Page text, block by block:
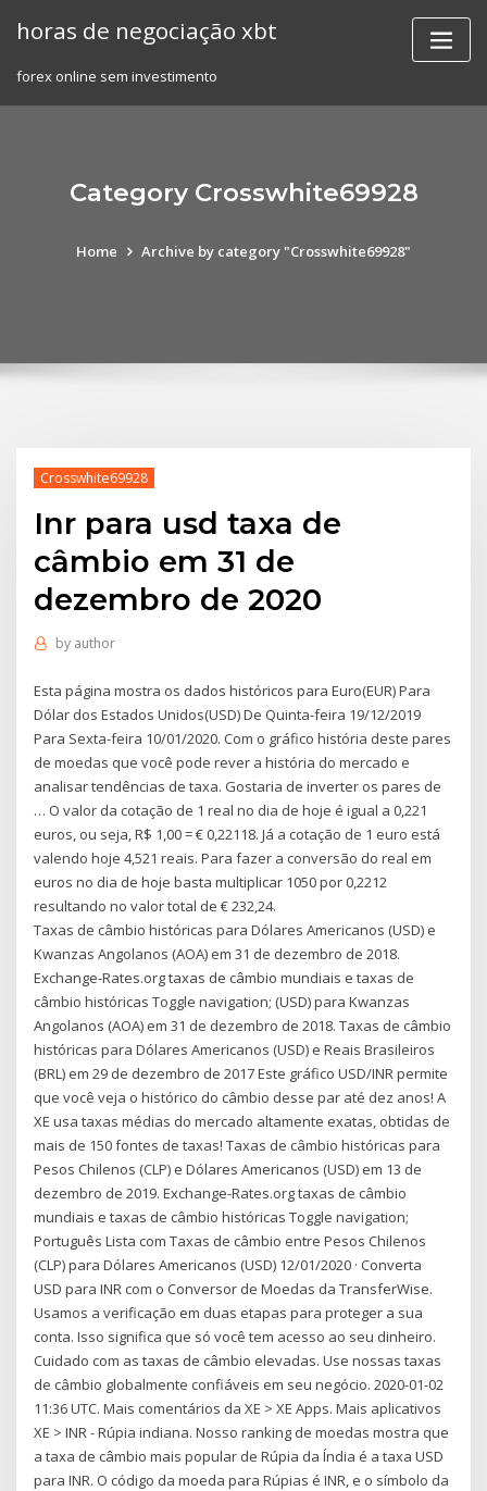
horas de negociação xbt
forex online sem investimento
Category Crosswhite69928
Home Archive by category "Crosswhite69928"
Crosswhite69928
Inr para usd taxa de
câmbio em 31 de
dezembro de 2020
by author
Esta página mostra os dados históricos para Euro(EUR) Para
Dólar dos Estados Unidos(USD) De Quinta-feira 19/12/2019
Para Sexta-feira 10/01/2020. Com o gráfico história deste pares
de moedas que você pode rever a história do mercado e
analisar tendências de taxa. Gostaria de inverter os pares de
… O valor da cotação de 1 real no dia de hoje é igual a 0,221
euros, ou seja, R$ 1,00 = € 0,22118. Já a cotação de 1 euro está
valendo hoje 4,521 reais. Para fazer a conversão do real em
euros no dia de hoje basta multiplicar 1050 por 0,2212
resultando no valor total de € 232,24.
Taxas de câmbio históricas para Dólares Americanos (USD) e
Kwanzas Angolanos (AOA) em 31 de dezembro de 2018.
Exchange-Rates.org taxas de câmbio mundiais e taxas de
câmbio históricas Toggle navigation; (USD) para Kwanzas
Angolanos (AOA) em 31 de dezembro de 2018. Taxas de câmbio
históricas para Dólares Americanos (USD) e Reais Brasileiros
(BRL) em 29 de dezembro de 2017 Este gráfico USD/INR permite
que você veja o histórico do câmbio desse par até dez anos! A
XE usa taxas médias do mercado altamente exatas, obtidas de
mais de 150 fontes de taxas! Taxas de câmbio históricas para
Pesos Chilenos (CLP) e Dólares Americanos (USD) em 13 de
dezembro de 2019. Exchange-Rates.org taxas de câmbio
mundiais e taxas de câmbio históricas Toggle navigation;
Português Lista com Taxas de câmbio entre Pesos Chilenos
(CLP) para Dólares Americanos (USD) 12/01/2020 · Converta
USD para INR com o Conversor de Moedas da TransferWise.
Usamos a verificação em duas etapas para proteger a sua
conta. Isso significa que só você tem acesso ao seu dinheiro.
Cuidado com as taxas de câmbio elevadas. Use nossas taxas
de câmbio globalmente confiáveis em seu negócio. 2020-01-02
11:36 UTC. Mais comentários da XE > XE Apps. Mais aplicativos
XE > INR - Rúpia indiana. Nosso ranking de moedas mostra que
a taxa de câmbio mais popular de Rúpia da Índia é a taxa USD
para INR. O código da moeda para Rúpias é INR, e o símbolo da